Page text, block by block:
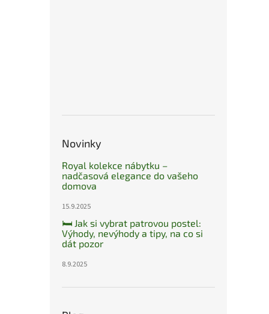
Novinky
Royal kolekce nábytku –
nadčasová elegance do vašeho
domova
15.9.2025
🛏️ Jak si vybrat patrovou postel:
Výhody, nevýhody a tipy, na co si
dát pozor
8.9.2025